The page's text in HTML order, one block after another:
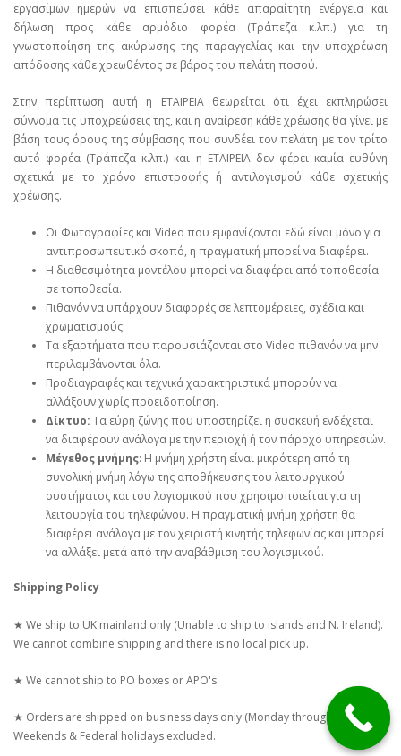
εργασίμων ημερών να επισπεύσει κάθε απαραίτητη ενέργεια και
δήλωση προς κάθε αρμόδιο φορέα (Τράπεζα κ.λπ.) για τη
γνωστοποίηση της ακύρωσης της παραγγελίας και την υποχρέωση
απόδοσης κάθε χρεωθέντος σε βάρος του πελάτη ποσού.
Στην περίπτωση αυτή η ΕΤΑΙΡΕΙΑ θεωρείται ότι έχει εκπληρώσει
σύννομα τις υποχρεώσεις της, και η αναίρεση κάθε χρέωσης θα γίνει με
βάση τους όρους της σύμβασης που συνδέει τον πελάτη με τον τρίτο
αυτό φορέα (Τράπεζα κ.λπ.) και η ΕΤΑΙΡΕΙΑ δεν φέρει καμία ευθύνη
σχετικά με το χρόνο επιστροφής ή αντιλογισμού κάθε σχετικής
χρέωσης.
Οι Φωτογραφίες και Video που εμφανίζονται εδώ είναι μόνο για
αντιπροσωπευτικό σκοπό, η πραγματική μπορεί να διαφέρει.
Η διαθεσιμότητα μοντέλου μπορεί να διαφέρει από τοποθεσία
σε τοποθεσία.
Πιθανόν να υπάρχουν διαφορές σε λεπτομέρειες, σχέδια και
χρωματισμούς.
Τα εξαρτήματα που παρουσιάζονται στο Video πιθανόν να μην
περιλαμβάνονται όλα.
Προδιαγραφές και τεχνικά χαρακτηριστικά μπορούν να
αλλάξουν χωρίς προειδοποίηση.
Δίκτυο: Τα εύρη ζώνης που υποστηρίζει η συσκευή ενδέχεται
να διαφέρουν ανάλογα με την περιοχή ή τον πάροχο υπηρεσιών.
Μέγεθος μνήμης: Η μνήμη χρήστη είναι μικρότερη από τη
συνολική μνήμη λόγω της αποθήκευσης του λειτουργικού
συστήματος και του λογισμικού που χρησιμοποιείται για τη
λειτουργία του τηλεφώνου. Η πραγματική μνήμη χρήστη θα
διαφέρει ανάλογα με τον χειριστή κινητής τηλεφωνίας και μπορεί
να αλλάξει μετά από την αναβάθμιση του λογισμικού.
Shipping Policy
★ We ship to UK mainland only (Unable to ship to islands and N. Ireland).
We cannot combine shipping and there is no local pick up.
★ We cannot ship to PO boxes or APO's.
★ Orders are shipped on business days only (Monday through Friday)
Weekends & Federal holidays excluded.